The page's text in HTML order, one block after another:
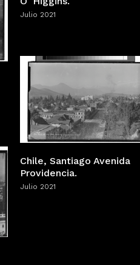
Julio 2021
Chile, Santiago Avenida
Providencia.
Julio 2021